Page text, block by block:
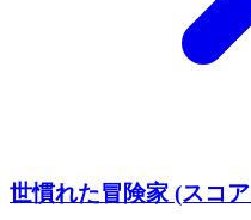
世慣れた冒険家 (スコ